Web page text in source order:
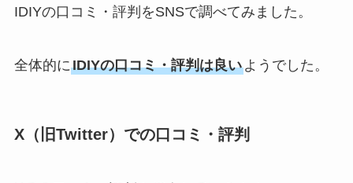
IDIYの口コミ・評判をSNSで調べてみました。
全体的にIDIYの口コミ・評判は良いようでした。
X（旧Twitter）での口コミ・評判